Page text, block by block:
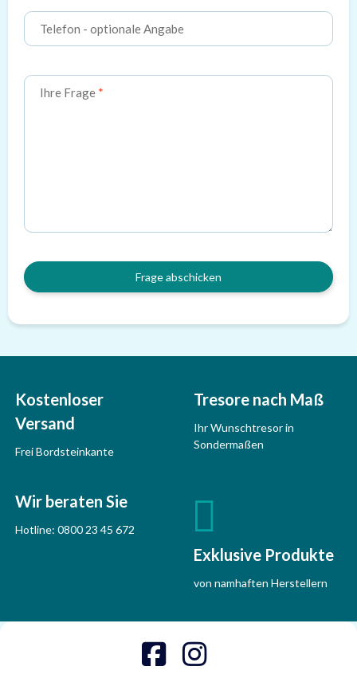
Telefon - optionale Angabe
Ihre Frage
Frage abschicken
Kostenloser
Versand
Frei Bordsteinkante
Tresore nach Maß
Ihr Wunschtresor in
Sondermaßen
Wir beraten Sie
Hotline: 0800 23 45 672
Exklusive Produkte
von namhaften Herstellern